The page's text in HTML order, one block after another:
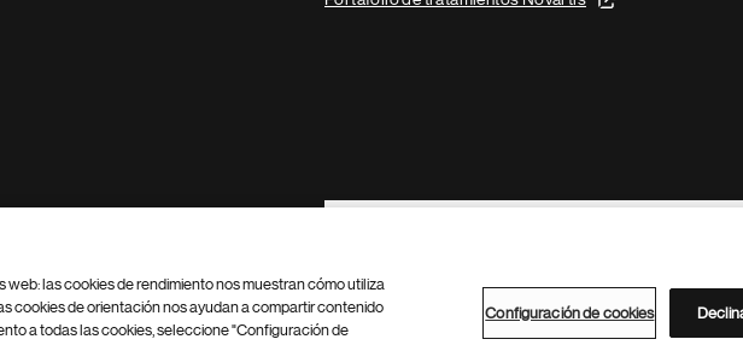
Footer Site Search
las cookies de rendimiento nos muestran cómo utiliza
cookies de orientación nos ayudan a compartir contenido
a todas las cookies, seleccione "Configuración de
Configuración de cookies